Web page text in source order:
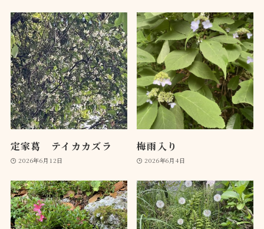
定家葛 テイカカズラ
2026年6月12日
梅雨入り
2026年6月4日